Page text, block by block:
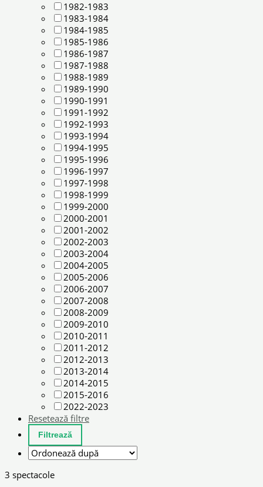
1982-1983
1983-1984
1984-1985
1985-1986
1986-1987
1987-1988
1988-1989
1989-1990
1990-1991
1991-1992
1992-1993
1993-1994
1994-1995
1995-1996
1996-1997
1997-1998
1998-1999
1999-2000
2000-2001
2001-2002
2002-2003
2003-2004
2004-2005
2005-2006
2006-2007
2007-2008
2008-2009
2009-2010
2010-2011
2011-2012
2012-2013
2013-2014
2014-2015
2015-2016
2022-2023
Resetează filtre
3 spectacole